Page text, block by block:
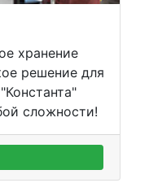
хранение
решение для
сложности!